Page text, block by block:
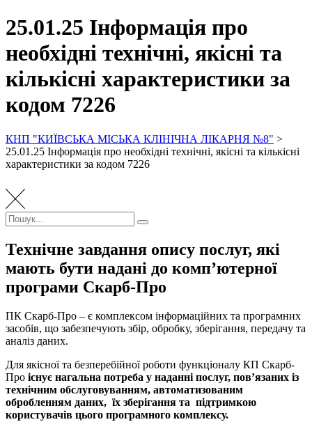
25.01.25 Інформація про
необхідні технічні, якісні та
кількісні характеристики за
кодом 7226
КНП "КИЇВСЬКА МІСЬКА КЛІНІЧНА ЛІКАРНЯ №8" >
25.01.25 Інформація про необхідні технічні, якісні та кількісні
характеристики за кодом 7226
Пошук:
Пошук
Технічне завдання опису послуг, які
мають бути надані до комп’ютерної
програми Скарб-Про
ПК Скарб-Про – є комплексом інформаційних та програмних
засобів, що забезпечують збір, обробку, зберігання, передачу та
аналіз даних.
Для якісної та безперебійної роботи функціоналу КП Скарб-
Про існує нагальна потреба у наданні послуг, пов’язаних із
технічним обслуговуванням, автоматизованим
обробленням даних, їх зберігання та підтримкою
користувачів цього програмного комплексу.